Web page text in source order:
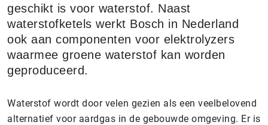
geschikt is voor waterstof. Naast
waterstofketels werkt Bosch in Nederland
ook aan componenten voor elektrolyzers
waarmee groene waterstof kan worden
geproduceerd.
Waterstof wordt door velen gezien als een veelbelovend
alternatief voor aardgas in de gebouwde omgeving. Er is